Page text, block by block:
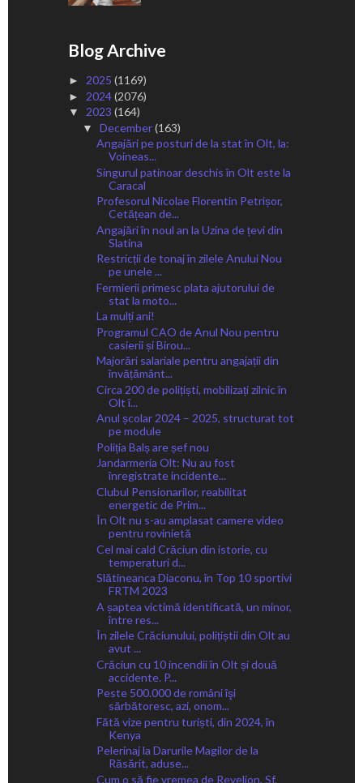
Blog Archive
► 2025 (1169)
► 2024(2076)
▼ 2023 (164)
▼ December(163)
Angajări pe posturi de la stat în Olt, la:
Voineas...
Singurul patinoar deschis în Olt este la
Caracal
Profesorul Nicolae Florentin Petrișor,
Cetățean de...
Angajări în noul an la Uzina de țevi din
Slatina
Restricții de tonaj în zilele Anului Nou
pe unele ...
Fermierii primesc plata ajutorului de
stat la moto...
La mulți ani!
Programul CAO de Anul Nou pentru
casierii și Birou...
Majorări salariale pentru angajații din
învățământ...
Circa 200 de polițiști, mobilizați zilnic în
Olt î...
Anul școlar 2024 – 2025, structurat tot
pe module
Poliția Balș are șef nou
Jandarmeria Olt: Nu au fost
înregistrate incidente...
Clubul Pensionarilor, reabilitat
energetic de Prim...
În Olt nu s-au amplasat camere video
pentru rovinietă
Cel mai cald Crăciun din istorie, cu
temperaturi d...
Slătineanca Diaconu, în Top 10 sportivi
FRTM 2023
A șaptea victimă identificată, un minor,
între res...
În zilele Crăciunului, polițiștii din Olt au
avut ...
Crăciun cu 10 incendii în Olt și două
accidente. P...
Peste 500.000 de români îşi
sărbătoresc, azi, onom...
Fătă vize pentru turiști, din 2024, în
Kenya
Pelerinaj la Darurile Magilor de la
Răsărit, aduse...
Cum o să fie vremea de Revelion, Sf.